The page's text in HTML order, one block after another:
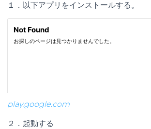
１．以下アプリをインストールする。
play.google.com
２．起動する